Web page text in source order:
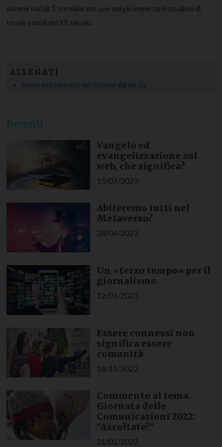
sistemi sociali. È considerato uno dei più importanti studiosi di
teorie sociali del XX secolo.
ALLEGATI
Siamo tutti diventati dei cittadini digitali_ita
Recenti
Vangelo ed
evangelizzazione sul
web, che significa?
15/07/2023
Abiteremo tutti nel
Metaverso?
28/04/2023
Un «terzo tempo» per il
giornalismo
12/01/2023
Essere connessi non
significa essere
comunità
18/11/2022
Commento al tema.
Giornata delle
Comunicazioni 2022:
“Ascoltate!”
21/01/2022